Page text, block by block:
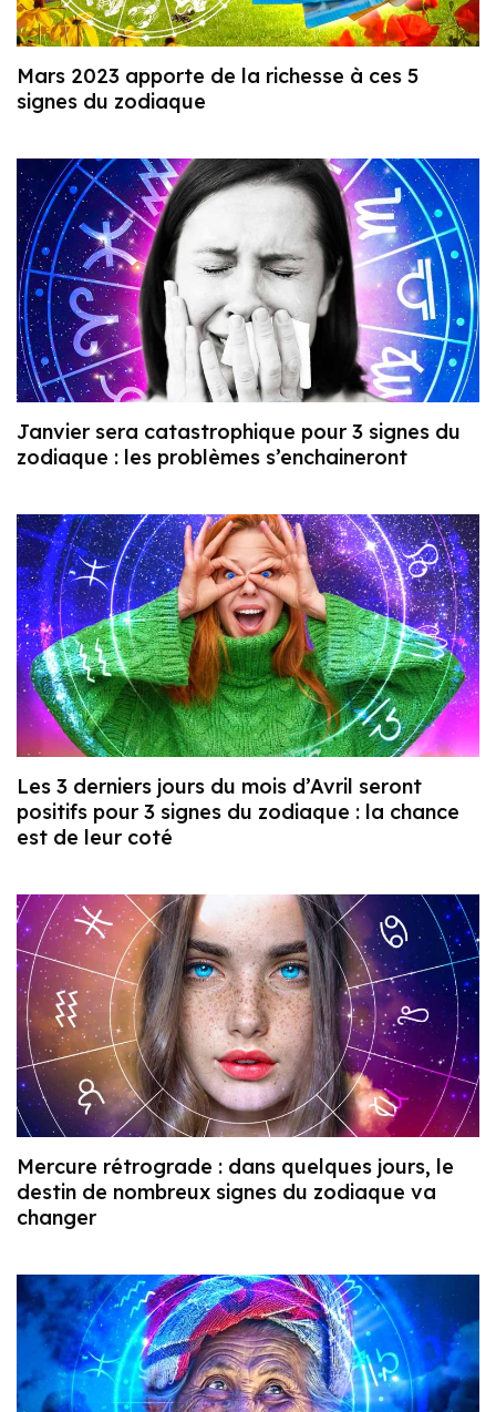
Mars 2023 apporte de la richesse à ces 5
signes du zodiaque
Janvier sera catastrophique pour 3 signes du
zodiaque : les problèmes s’enchaineront
Les 3 derniers jours du mois d’Avril seront
positifs pour 3 signes du zodiaque : la chance
est de leur coté
Mercure rétrograde : dans quelques jours, le
destin de nombreux signes du zodiaque va
changer